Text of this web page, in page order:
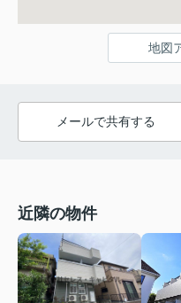
地図
メールで共有する
近隣の物件